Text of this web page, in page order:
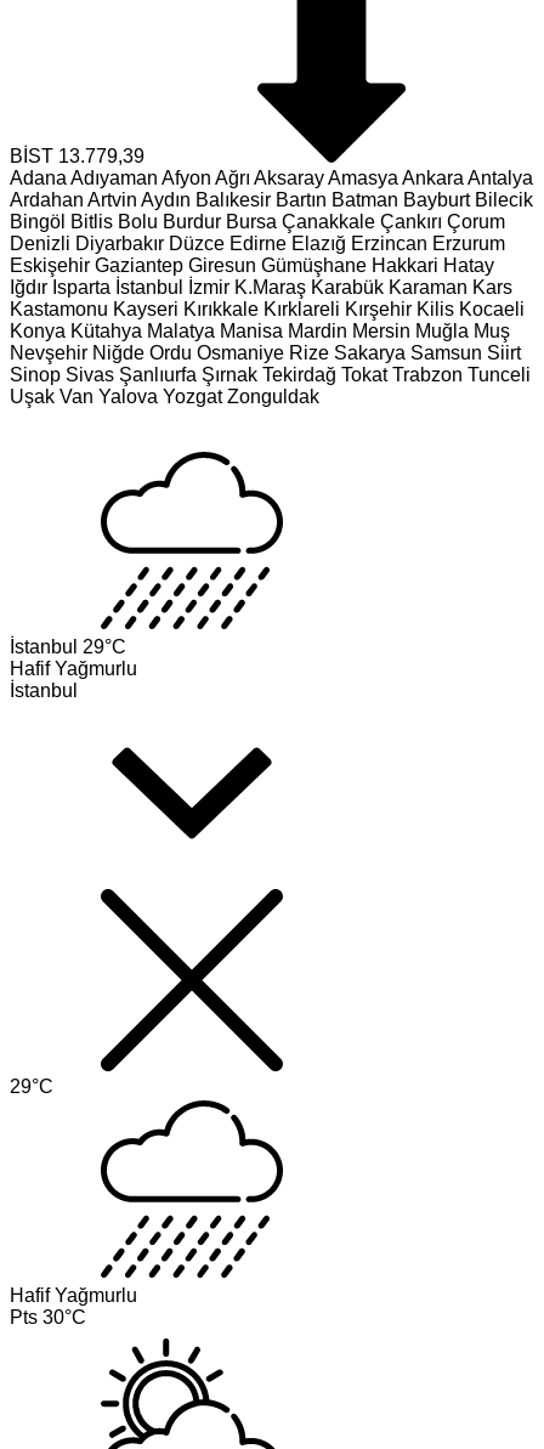
BİST 13.779,39
Adana Adıyaman Afyon Ağrı AksarayAmasya Ankara Antalya
Ardahan Artvin Aydın Balıkesir Bartın Batman Bayburt Bilecik
Bingöl Bitlis Bolu Burdur Bursa Çanakkale Çankırı Çorum
Denizli Diyarbakır Düzce Edirne Elazığ Erzincan Erzurum
Eskişehir Gaziantep Giresun Gümüşhane Hakkari Hatay
Iğdır Isparta İstanbul İzmir K.Maraş Karabük Karaman Kars
Kastamonu Kayseri Kırıkkale Kırklareli Kırşehir Kilis Kocaeli
Konya Kütahya Malatya Manisa Mardin Mersin Muğla Muş
Nevşehir Niğde Ordu Osmaniye Rize Sakarya Samsun Siirt
Sinop Sivas Şanlıurfa Şırnak Tekirdağ Tokat Trabzon Tunceli
Uşak Van Yalova Yozgat Zonguldak
İstanbul 29°C
Hafif Yağmurlu
İstanbul
29°C
Hafif Yağmurlu
Pts 30°C